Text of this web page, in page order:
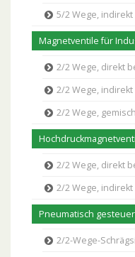
5/2 Wege,
Magnetventile für
2/2 Wege, direkt
2/2 Wege,
2/2 Wege,
2/2 Wege, direkt
2/2 Wege,
Pneumatisch
2/2-Wege-